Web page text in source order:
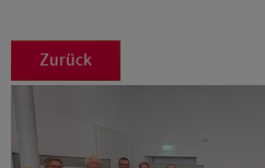
Zurück